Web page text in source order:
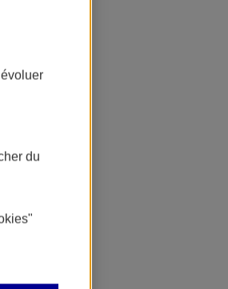
du
"